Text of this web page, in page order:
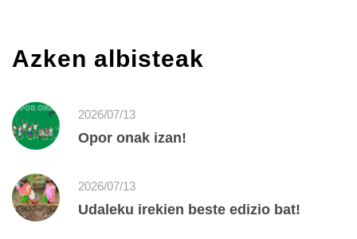
Azken albisteak
2026/07/13
Opor onak izan!
2026/07/13
Udaleku irekien beste edizio bat!